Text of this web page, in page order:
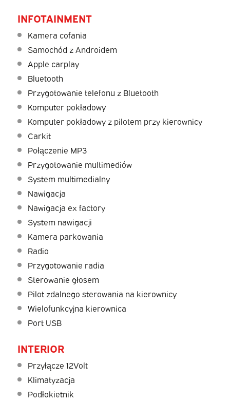
INFOTAINMENT
Kamera cofania
Samochód z Androidem
Apple carplay
Bluetooth
Przygotowanie telefonu z Bluetooth
Komputer pokładowy
Komputer pokładowy z pilotem przy kierownicy
Carkit
Połączenie MP3
Przygotowanie multimediów
System multimedialny
Nawigacja
Nawigacja ex factory
System nawigacji
Kamera parkowania
Radio
Przygotowanie radia
Sterowanie głosem
Pilot zdalnego sterowania na kierownicy
Wielofunkcyjna kierownica
Port USB
INTERIOR
Przyłącze 12Volt
Klimatyzacja
Podłokietnik